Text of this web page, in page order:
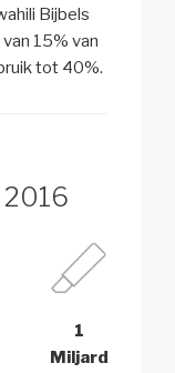
Bijbels
15% van
tot 40%.
1
Miljard